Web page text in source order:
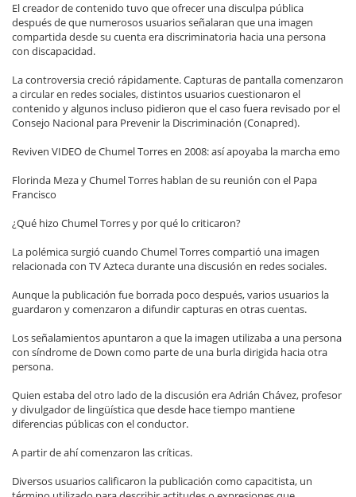
El creador de contenido tuvo que ofrecer una disculpa pública
después de que numerosos usuarios señalaran que una imagen
compartida desde su cuenta era discriminatoria hacia una persona
con discapacidad.
La controversia creció rápidamente. Capturas de pantalla comenzaron
a circular en redes sociales, distintos usuarios cuestionaron el
contenido y algunos incluso pidieron que el caso fuera revisado por el
Consejo Nacional para Prevenir la Discriminación (Conapred).
Reviven VIDEO de Chumel Torres en 2008: así apoyaba la marcha emo
Florinda Meza y Chumel Torres hablan de su reunión con el Papa
Francisco
¿Qué hizo Chumel Torres y por qué lo criticaron?
La polémica surgió cuando Chumel Torres compartió una imagen
relacionada con TV Azteca durante una discusión en redes sociales.
Aunque la publicación fue borrada poco después, varios usuarios la
guardaron y comenzaron a difundir capturas en otras cuentas.
Los señalamientos apuntaron a que la imagen utilizaba a una persona
con síndrome de Down como parte de una burla dirigida hacia otra
persona.
Quien estaba del otro lado de la discusión era Adrián Chávez, profesor
y divulgador de lingüística que desde hace tiempo mantiene
diferencias públicas con el conductor.
A partir de ahí comenzaron las críticas.
Diversos usuarios calificaron la publicación como capacitista, un